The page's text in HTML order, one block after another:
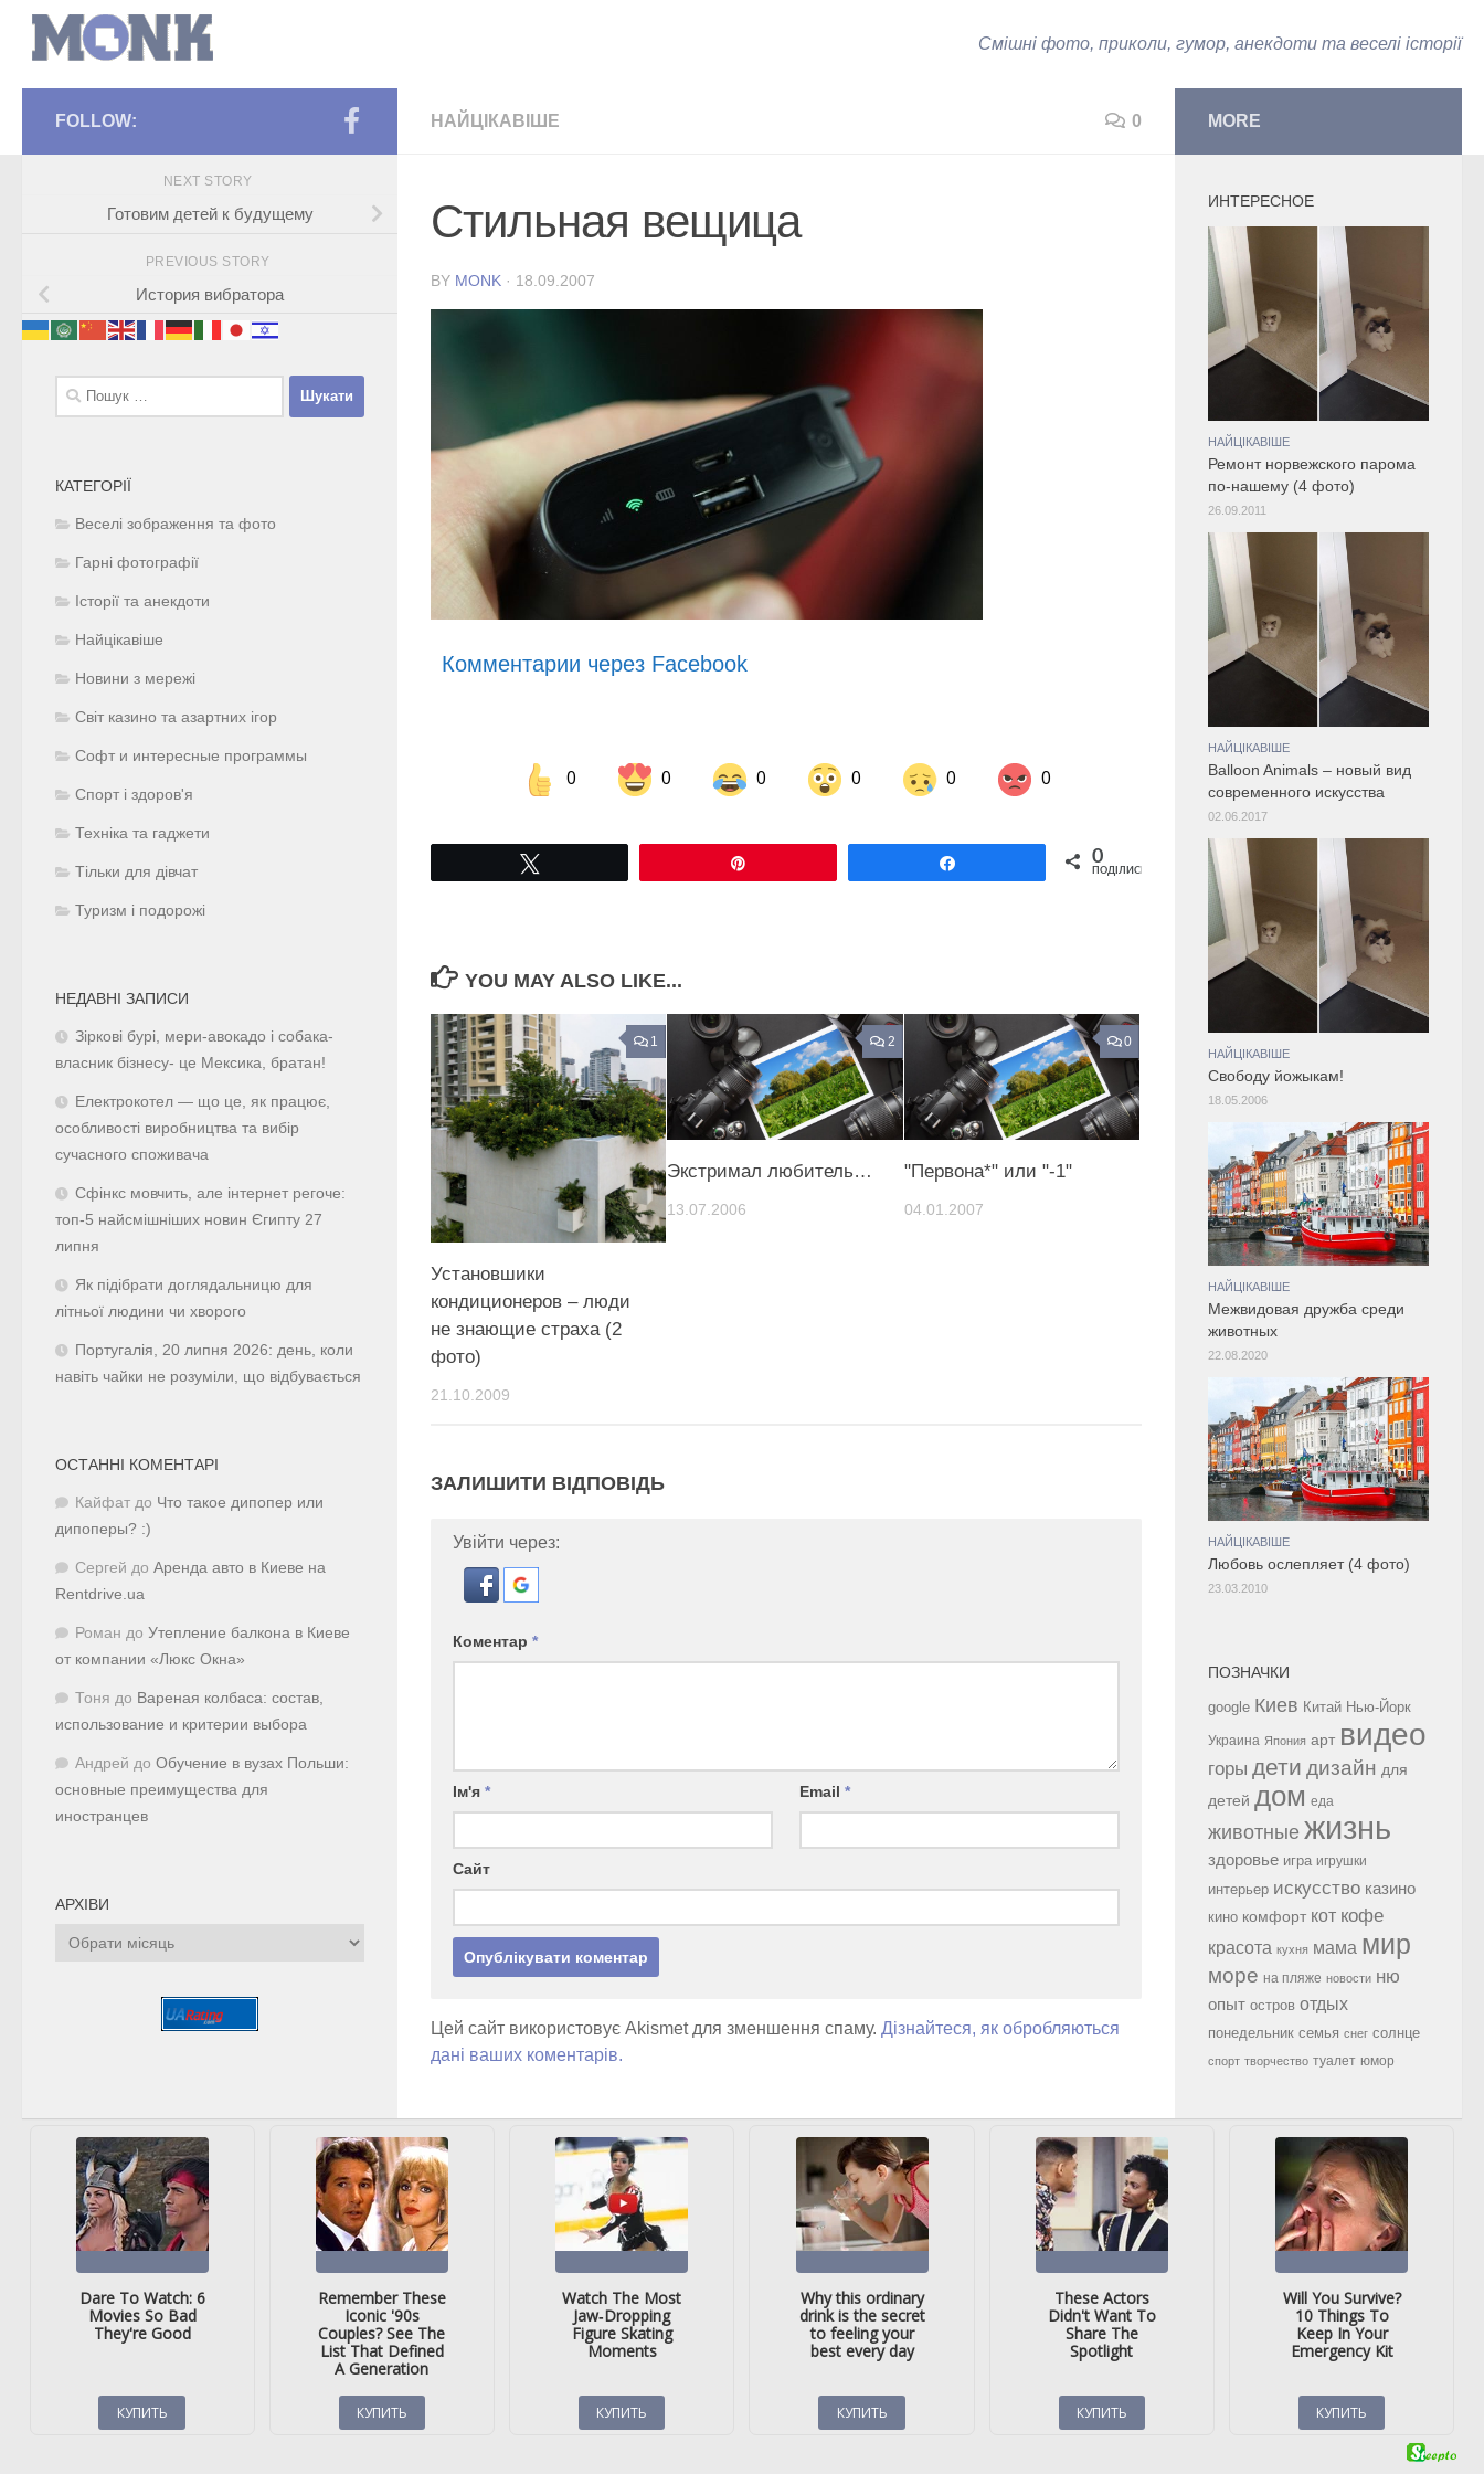
Смішні фото, приколи, гумор, анекдоти та веселі історії
НАЙЦІКАВІШЕ 0
Cтильная вещица
BY MONK · 18.09.2007
Комментарии через Facebook
0 0 0 0 0 0
Share on Facebook Share on LinkedIn Share on Twitter 0
ПОДІЛИСЬ
YOU MAY ALSO LIKE...
1
Установшики
кондиционеров – люди
не знающие страха (2
фото)
21.10.2009
2
Экстримал любитель…
13.07.2006
0
"Первона*" или "-1"
04.01.2007
ЗАЛИШИТИ ВІДПОВІДЬ
Увійти через:
Коментар *
Ім'я * Email*
Сайт
Цей сайт використовує Akismet для зменшення спаму. Дізнайтеся, як обробляються
дані ваших коментарів.
FOLLOW:
NEXT STORY
Готовим детей к будущему
PREVIOUS STORY
История вибратора
Пошук:
КАТЕГОРІЇ
Веселі зображення та фото
Гарні фотографії
Історії та анекдоти
Найцікавіше
Новини з мережі
Світ казино та азартних ігор
Софт и интересные программы
Спорт і здоров'я
Техніка та гаджети
Тільки для дівчат
Туризм і подорожі
НЕДАВНІ ЗАПИСИ
Зіркові бурі, мери-авокадо і собака-
власник бізнесу- це Мексика, братан!
Електрокотел — що це, як працює,
особливості виробництва та вибір
сучасного споживача
Сфінкс мовчить, але інтернет регоче:
топ-5 найсмішніших новин Єгипту 27
липня
Як підібрати доглядальницю для
літньої людини чи хворого
Португалія, 20 липня 2026: день, коли
навіть чайки не розуміли, що відбувається
ОСТАННІ КОМЕНТАРІ
Кайфат до Что такое дипопер или
дипоперы? :)
Сергей до Аренда авто в Киеве на
Rentdrive.ua
Роман до Утепление балкона в Киеве
от компании «Люкс Окна»
Тоня до Вареная колбаса: состав,
использование и критерии выбора
Андрей до Обучение в вузах Польши:
основные преимущества для
иностранцев
АРХІВИ
Архіви
MORE
ИНТЕРЕСНОЕ
НАЙЦІКАВІШЕ
Ремонт норвежского парома
по-нашему (4 фото)
26.09.2011
НАЙЦІКАВІШЕ
Balloon Animals – новый вид
современного искусства
02.06.2017
НАЙЦІКАВІШЕ
Свободу йожыкам!
18.05.2006
НАЙЦІКАВІШЕ
Межвидовая дружба среди
животных
22.08.2020
НАЙЦІКАВІШЕ
Любовь ослепляет (4 фото)
23.03.2010
ПОЗНАЧКИ
google Киев Китай Нью-Йорк
Украина Япония арт видео
горы дети дизайн для
детей дом еда
животные жизнь
здоровье игра игрушки
интерьер искусство казино
кино комфорт кот кофе
красота кухня мама мир
море на пляже новости ню
опыт остров отдых
понедельник семья снег солнце
спорт творчество туалет юмор